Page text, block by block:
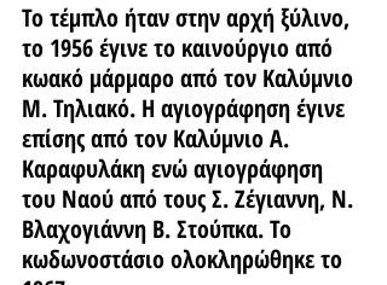
Το τέμπλο ήταν στην αρχή ξύλινο,
το 1956 έγινε το καινούργιο από
κωακό μάρμαρο από τον Καλύμνιο
Μ. Τηλιακό. Η αγιογράφηση έγινε
επίσης από τον Καλύμνιο Α.
Καραφυλάκη ενώ αγιογράφηση
του Ναού από τους Σ. Ζέγιαννη, Ν.
Βλαχογιάννη Β. Στούπκα. Το
κωδωνοστάσιο ολοκληρώθηκε το